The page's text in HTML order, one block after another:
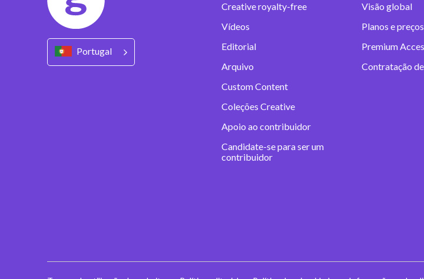
Portugal
Creative royalty-free
Vídeos
Editorial
Arquivo
Custom Content
Coleções Creative
Apoio ao contribuidor
Candidate-se para ser um
contribuidor
Visão global
Planos e preços
Premium
Contratação